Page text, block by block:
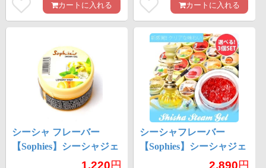
カートに入れる カートに入れる
シーシャ フレーバー
【Sophies】シーシャジェ
ル - LEMONY MINT
1,220円
シーシャフレーバー
【Sophies】シーシャジェ
ル 自由に選べるシーシ
2,890円